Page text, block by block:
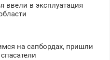
ввели в эксплуатация
на сапбордах, пришли